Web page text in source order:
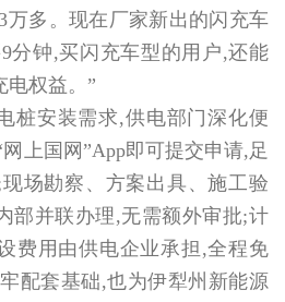
万多。现在厂家新出的闪充车
分钟,买闪充车型的用户,还能
电权益。”
桩安装需求,供电部门深化便
上国网”App即可提交申请,足
场勘察、方案出具、施工验
部并联办理,无需额外审批;计
费用由供电企业承担,全程免
配套基础,也为伊犁州新能源